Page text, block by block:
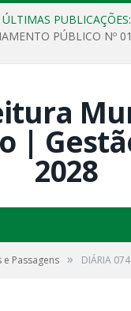
ÚLTIMAS PUBLICAÇÕES:
e Passagens » DIÁRIA 074